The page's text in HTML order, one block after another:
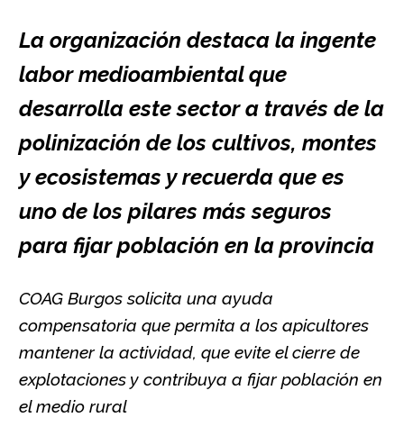
La organización destaca la ingente
labor medioambiental que
desarrolla este sector a través de la
polinización de los cultivos, montes
y ecosistemas y recuerda que es
uno de los pilares más seguros
para fijar población en la provincia
COAG Burgos solicita una ayuda
compensatoria que permita a los apicultores
mantener la actividad, que evite el cierre de
explotaciones y contribuya a fijar población en
el medio rural